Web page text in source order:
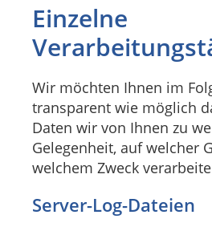
Einzelne
Wir möchten Ihnen im
transparent wie möglich
Daten wir von Ihnen zu
Gelegenheit, auf welcher
welchem Zweck
Server-Log-Dateien